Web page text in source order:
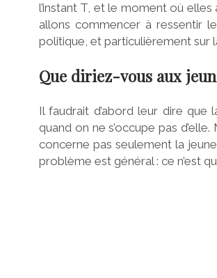
l’instant T, et le moment où
allons commencer à ressentir
politique, et particulièrement sur
Que diriez-vous aux
Il faudrait d’abord leur dire que
quand on ne s’occupe pas
concerne pas seulement la
problème est général : ce n’est